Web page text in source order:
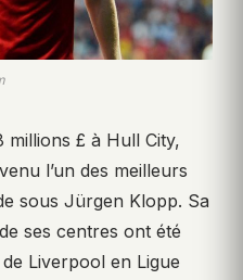
£ à Hull City,
l’un des meilleurs
sous Jürgen Klopp. Sa
ses centres ont été
Liverpool en Ligue